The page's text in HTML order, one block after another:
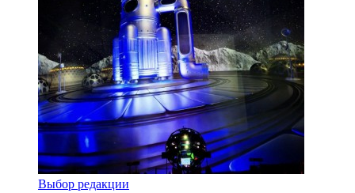
Выбор редакции